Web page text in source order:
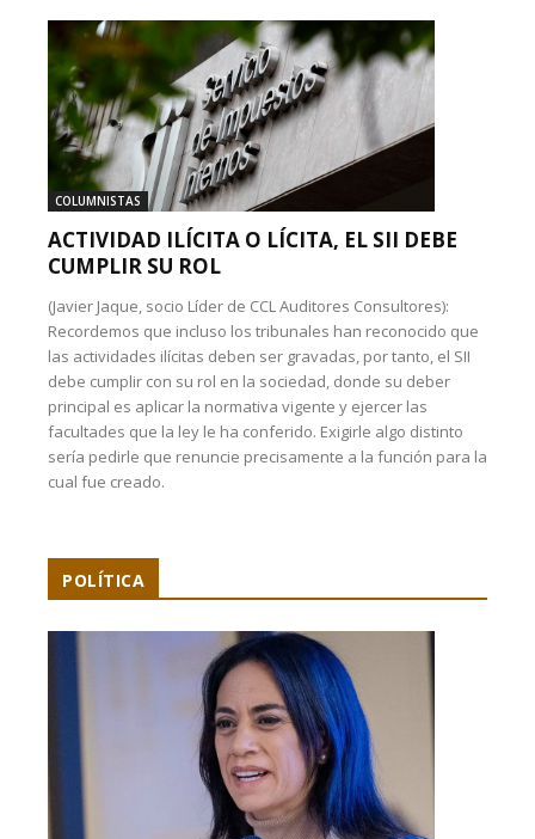
COLUMNISTAS
ACTIVIDAD ILÍCITA O LÍCITA, EL SII DEBE
CUMPLIR SU ROL
(Javier Jaque, socio Líder de CCL Auditores Consultores):
Recordemos que incluso los tribunales han reconocido que
las actividades ilícitas deben ser gravadas, por tanto, el SII
debe cumplir con su rol en la sociedad, donde su deber
principal es aplicar la normativa vigente y ejercer las
facultades que la ley le ha conferido. Exigirle algo distinto
sería pedirle que renuncie precisamente a la función para la
cual fue creado.
POLÍTICA